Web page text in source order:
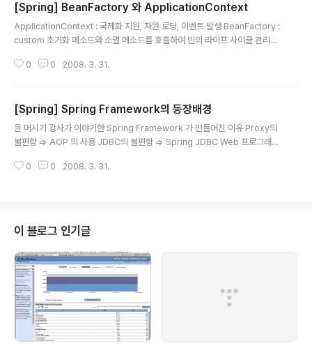
사용가능. 뒤에 있는 두가지의 경우는 웹에서 사용하기 위한 scope이다.대부
분 위에 있는 singleton과 prototype을 사용한다고 한다.
[Spring] BeanFactory 와 ApplicationContext
ApplicationContext : 국제화 지원, 자원 로딩, 이벤트 발생 BeanFactory :
custom 초기화 메소드와 소멸 메소드를 호출하여 빈의 라이프 사이클 관리가
므로, 이벤트 처리를 위해서는 ApplicationContext 를 사용하여 Bean을 생
와 소멸자 메소드는 건드리지 않는 것이 좋다. 만약 ApplicationContext 의
경우가 된다면 나머지는 동일하고, 작업 부분에 이벤트 처리가 추가된다고 생각
하면..
0 0 2008. 3. 31.
[Spring] Spring Framework의 등장배경
윤 머시기 강사가 이야기한 Spring Framework 가 만들어진 이유 Proxy의
불편함 => AOP 의 사용 JDBC의 불편함 => Spring JDBC Web 프로그래밍
면서 불편한 점에 대해서 보완을 하기 위해서 만들어 졌다고 한다.
0 0 2008. 3. 31.
이 블로그 인기글